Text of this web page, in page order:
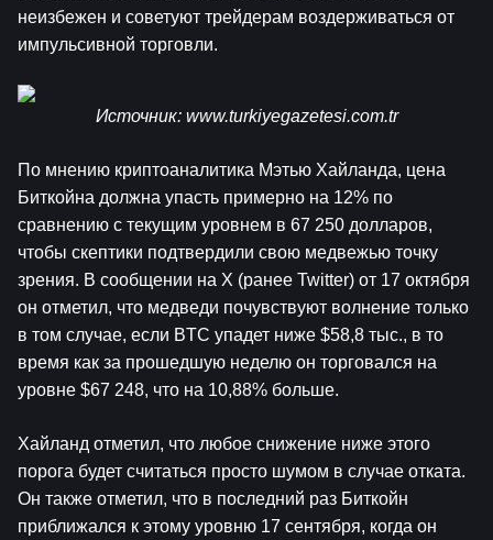
неизбежен и советуют трейдерам воздерживаться от
импульсивной торговли.
Источник: www.turkiyegazetesi.com.tr
По мнению криптоаналитика Мэтью Хайланда, цена
Биткойна должна упасть примерно на 12% по
сравнению с текущим уровнем в 67 250 долларов,
чтобы скептики подтвердили свою медвежью точку
зрения. В сообщении на X (ранее Twitter) от 17 октября
он отметил, что медведи почувствуют волнение только
в том случае, если BTC упадет ниже $58,8 тыс., в то
время как за прошедшую неделю он торговался на
уровне $67 248, что на 10,88% больше.
Хайланд отметил, что любое снижение ниже этого
порога будет считаться просто шумом в случае отката.
Он также отметил, что в последний раз Биткойн
приближался к этому уровню 17 сентября, когда он